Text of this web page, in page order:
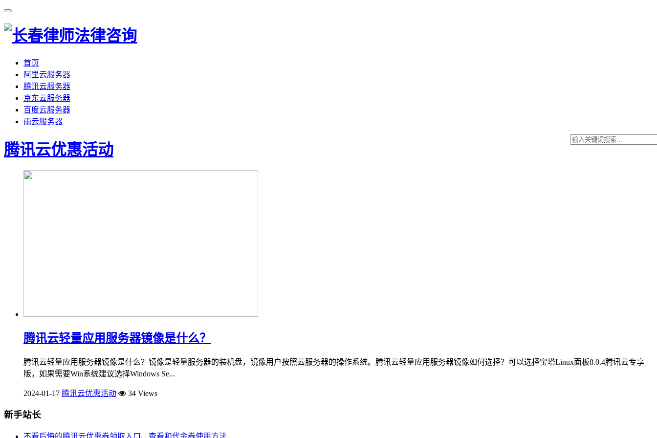
首页
阿里云服务器
腾讯云服务器
京东云服务器
百度云服务器
雨云服务器
腾讯云优惠活动
腾讯云轻量应用服务器镜像是什么？
腾讯云轻量应用服务器镜像是什么？镜像是轻量服务器的装机盘，镜像用户按照云服务器的操作系统。腾讯云轻量应用服务器镜像如何选择？可以选择宝塔Linux面板8.0.4腾讯云专享
版，如果需要Win系统建议选择Windows Se...
2024-01-17 腾讯云优惠活动 34 Views
新手站长
不看后悔的腾讯云优惠券领取入口、查看和代金券使用方法